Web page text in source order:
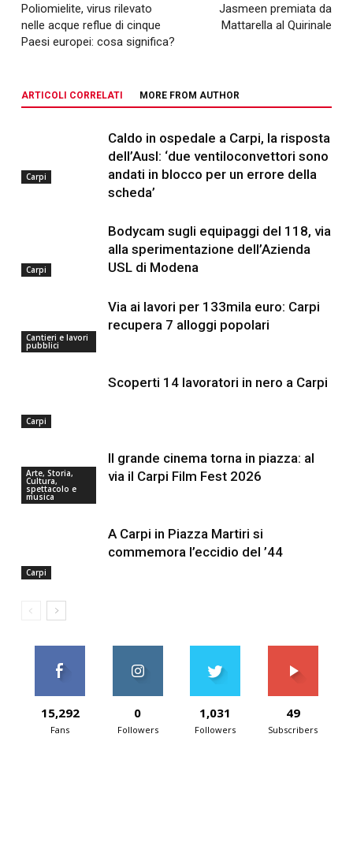
Poliomielite, virus rilevato
nelle acque reflue di cinque
Paesi europei: cosa significa?
Jasmeen premiata da
Mattarella al Quirinale
ARTICOLI CORRELATI MORE FROM AUTHOR
Carpi
Caldo in ospedale a Carpi, la risposta
dell’Ausl: ‘due ventiloconvettori sono
andati in blocco per un errore della
scheda’
Carpi
Bodycam sugli equipaggi del 118, via
alla sperimentazione dell’Azienda
USL di Modena
Cantieri e lavori
pubblici
Via ai lavori per 133mila euro: Carpi
recupera 7 alloggi popolari
Carpi
Scoperti 14 lavoratori in nero a Carpi
Arte, Storia,
Cultura,
spettacolo e
musica
Il grande cinema torna in piazza: al
via il Carpi Film Fest 2026
Carpi
A Carpi in Piazza Martiri si
commemora l’eccidio del ’44
15,292
Fans
0
Followers
1,031
Followers
49
Subscribers